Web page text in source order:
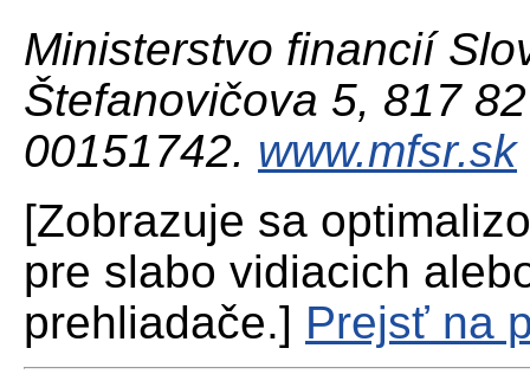
Ministerstvo financií
Štefanovičova 5, 817
00151742. www.mfsr.sk
[Zobrazuje sa
pre slabo vidiacich
prehliadače.] Prejsť na